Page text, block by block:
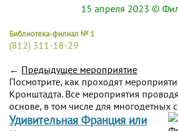
15 апреля 2023 ©
Библиотека-филиал № 1
(812) 311-18-29
← Предыдущее мероприятие
Посмотрите, как проходят
Кронштадта. Все мероприятия
основе, в том числе для многодетных
Удивительная Франция или